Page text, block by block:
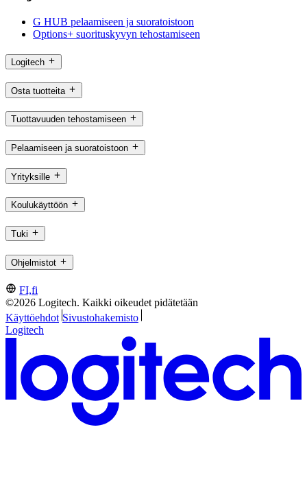
G HUB pelaamiseen ja suoratoistoon
Options+ suorituskyvyn tehostamiseen
Logitech
Osta tuotteita
Tuottavuuden tehostamiseen
Pelaamiseen ja suoratoistoon
Yrityksille
Koulukäyttöön
Tuki
Ohjelmistot
FI,fi
©2026 Logitech. Kaikki oikeudet pidätetään
Käyttöehdot Sivustohakemisto
Logitech